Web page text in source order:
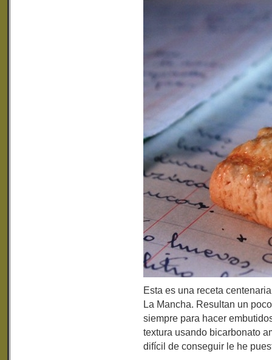
Esta es una receta
La Mancha. Resultan un
siempre para hacer
textura usando bicarbonato
difícil de conseguir le he